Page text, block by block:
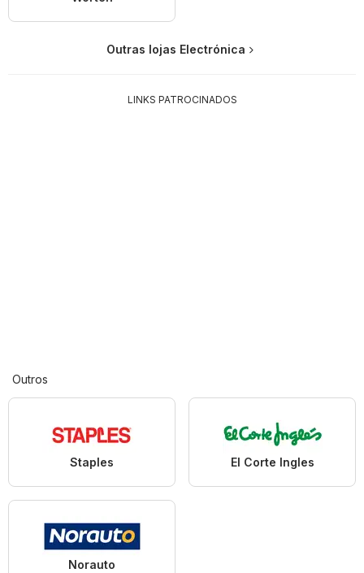
Outras lojas Electrónica
LINKS PATROCINADOS
Outros
Staples El Corte Ingles
Norauto